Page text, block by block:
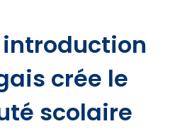
crée le
scolaire